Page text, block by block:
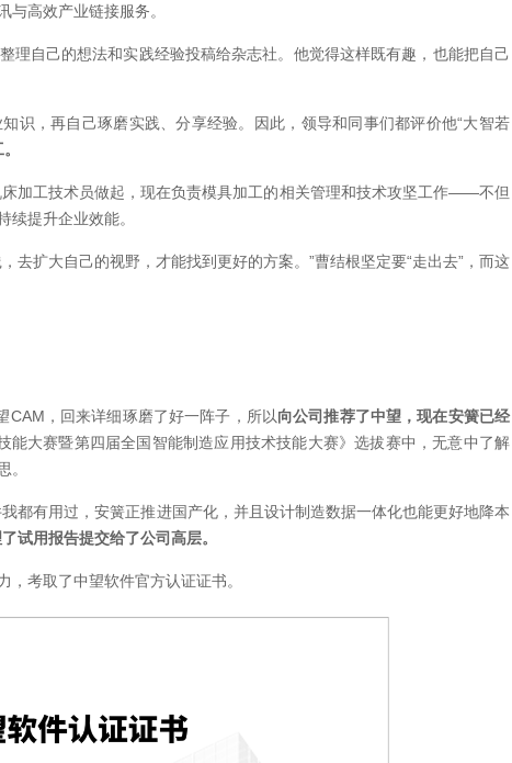
高效产业链接服务。
理自己的想法和实践经验投稿给杂志社。他觉得这样既有趣，也能把自己
识，再自己琢磨实践、分享经验。因此，领导和同事们都评价他“大智若
加工技术员做起，现在负责模具加工的相关管理和技术攻坚工作——不但
提升企业效能。
去扩大自己的视野，才能找到更好的方案。”曹结根坚定要“走出去”，而这
CAM，回来详细琢磨了好一阵子，所以向公司推荐了中望，现在安簧已经
能大赛暨第四届全国智能制造应用技术技能大赛》选拔赛中，无意中了解
。
都有用过，安簧正推进国产化，并且设计制造数据一体化也能更好地降本
试用报告提交给了公司高层。
考取了中望软件官方认证证书。